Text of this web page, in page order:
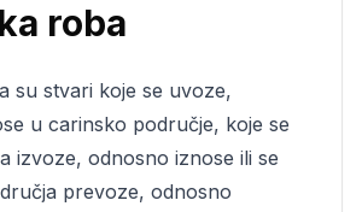
roba
su stvari koje se uvoze,
u carinsko područje, koje se
izvoze, odnosno iznose ili se
prevoze, odnosno